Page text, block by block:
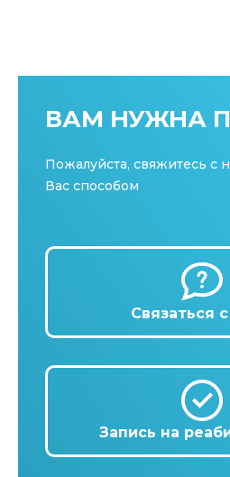
ВАМ НУЖНА
Пожалуйста, свяжитесь с
Вас способом
Связаться
Запись на